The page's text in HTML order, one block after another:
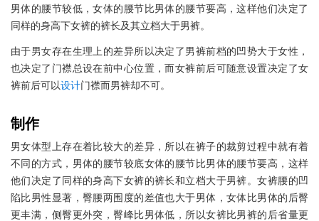
男体的腰节较低，女体的腰节比男体的腰节要高，这样他们决定了
同样的身高下女裤的裤长及其立档大于男裤。
由于男女存在生理上的差异所以决定了男裤前档的凹势大于女性，
也决定了门襟总设在前中心位置，而女裤前后可随意设置决定了女
裤前后可以设计门襟而男裤却不可。
制作
男女体型上存在着比较大的差异，所以在裤子的裁剪过程中就有着
不同的方式，男体的腰节较底女体的腰节比男体的腰节要高，这样
他们决定了同样的身高下女裤的裤长和立档大于男裤。女裤腰的凹
陷比男性显著，臀腰两围度的差值也大于男体，女体比男体的后臀
更丰满，侧臀更外突，臀峰比男体低，所以女裤比男裤的后省量更